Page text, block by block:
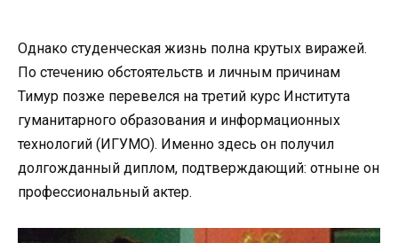
Однако студенческая жизнь полна крутых виражей.
По стечению обстоятельств и личным причинам
Тимур позже перевелся на третий курс Института
гуманитарного образования и информационных
технологий (ИГУМО). Именно здесь он получил
долгожданный диплом, подтверждающий: отныне он
профессиональный актер.